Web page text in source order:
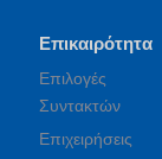
Επικαιρότητα
Επιλογές
Συντακτών
Επιχειρήσεις